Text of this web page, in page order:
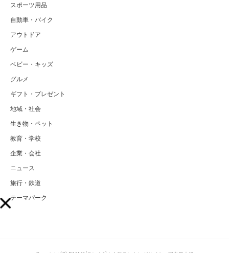
スポーツ用品
自動車・バイク
アウトドア
ゲーム
ベビー・キッズ
グルメ
ギフト・プレゼント
地域・社会
生き物・ペット
教育・学校
企業・会社
ニュース
旅行・鉄道
テーマパーク